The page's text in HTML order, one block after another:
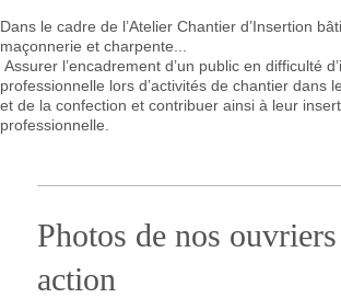
Dans le cadre de l’Atelier Chantier d’Insertion
maçonnerie et charpente...
Assurer l’encadrement d’un public en difficulté
professionnelle lors d’activités de chantier dans
et de la confection et contribuer ainsi à leur
professionnelle.
Photos de nos ouvriers
action